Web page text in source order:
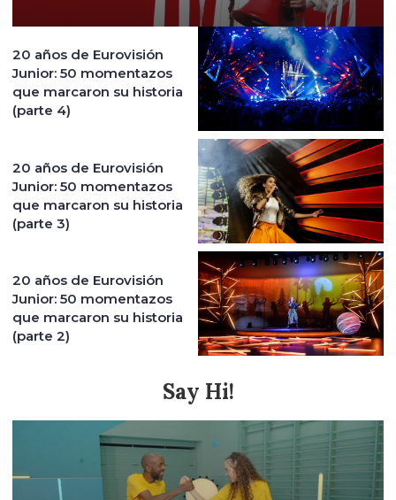
20 años de Eurovisión
Junior: 50 momentazos
que marcaron su historia
(parte 4)
20 años de Eurovisión
Junior: 50 momentazos
que marcaron su historia
(parte 3)
20 años de Eurovisión
Junior: 50 momentazos
que marcaron su historia
(parte 2)
Say Hi!